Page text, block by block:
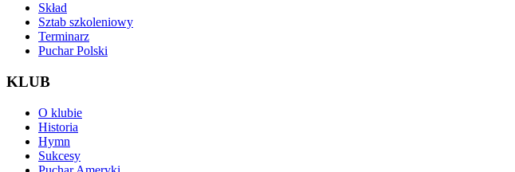
Skład
Sztab szkoleniowy
Terminarz
Puchar Polski
KLUB
O klubie
Historia
Hymn
Sukcesy